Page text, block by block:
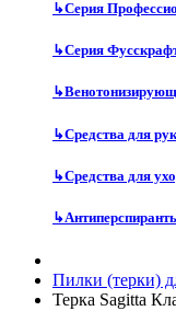
↳Серия
↳Серия
↳
↳Средства для
↳Средства для
↳
Пилки (терки)
Терка Sagitta